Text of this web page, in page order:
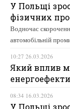
У Польщі
фізичних
Водночас
автомобільній
10:27 26.03.2026
Який вплив
08:34 16.03.2026
У Польщі